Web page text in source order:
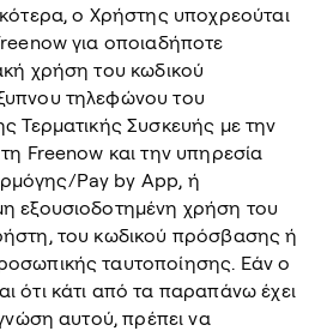
ο Χρήστης υποχρεούται
για οποιαδήποτε
χρήση του κωδικού
τηλεφώνου του
Τερματικής Συσκευής με την
Freenow και την υπηρεσία
Pay by App, ή
εξουσιοδοτημένη χρήση του
του κωδικού πρόσβασης ή
ταυτοποίησης. Εάν ο
ότι κάτι από τα παραπάνω έχει
αυτού, πρέπει να